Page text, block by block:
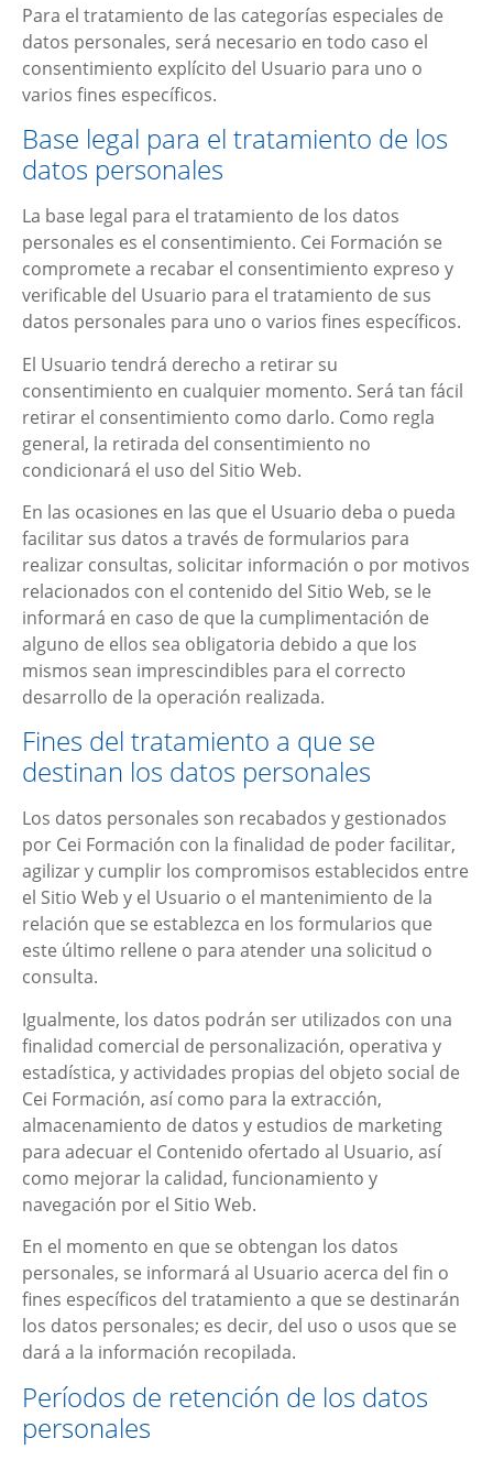
Para el tratamiento de las categorías especiales de
datos personales, será necesario en todo caso el
consentimiento explícito del Usuario para uno o
varios fines específicos.
Base legal para el tratamiento de los
datos personales
La base legal para el tratamiento de los datos
personales es el consentimiento. Cei Formación se
compromete a recabar el consentimiento expreso y
verificable del Usuario para el tratamiento de sus
datos personales para uno o varios fines específicos.
El Usuario tendrá derecho a retirar su
consentimiento en cualquier momento. Será tan fácil
retirar el consentimiento como darlo. Como regla
general, la retirada del consentimiento no
condicionará el uso del Sitio Web.
En las ocasiones en las que el Usuario deba o pueda
facilitar sus datos a través de formularios para
realizar consultas, solicitar información o por motivos
relacionados con el contenido del Sitio Web, se le
informará en caso de que la cumplimentación de
alguno de ellos sea obligatoria debido a que los
mismos sean imprescindibles para el correcto
desarrollo de la operación realizada.
Fines del tratamiento a que se
destinan los datos personales
Los datos personales son recabados y gestionados
por Cei Formación con la finalidad de poder facilitar,
agilizar y cumplir los compromisos establecidos entre
el Sitio Web y el Usuario o el mantenimiento de la
relación que se establezca en los formularios que
este último rellene o para atender una solicitud o
consulta.
Igualmente, los datos podrán ser utilizados con una
finalidad comercial de personalización, operativa y
estadística, y actividades propias del objeto social de
Cei Formación, así como para la extracción,
almacenamiento de datos y estudios de marketing
para adecuar el Contenido ofertado al Usuario, así
como mejorar la calidad, funcionamiento y
navegación por el Sitio Web.
En el momento en que se obtengan los datos
personales, se informará al Usuario acerca del fin o
fines específicos del tratamiento a que se destinarán
los datos personales; es decir, del uso o usos que se
dará a la información recopilada.
Períodos de retención de los datos
personales